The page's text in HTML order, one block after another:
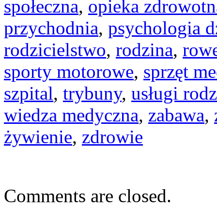
społeczna, opieka
przychodnia, psychologia
rodzicielstwo, rodzina,
sporty motorowe, sprzęt
szpital, trybuny, usługi
wiedza medyczna, zabawa,
żywienie, zdrowie
Comments are closed.